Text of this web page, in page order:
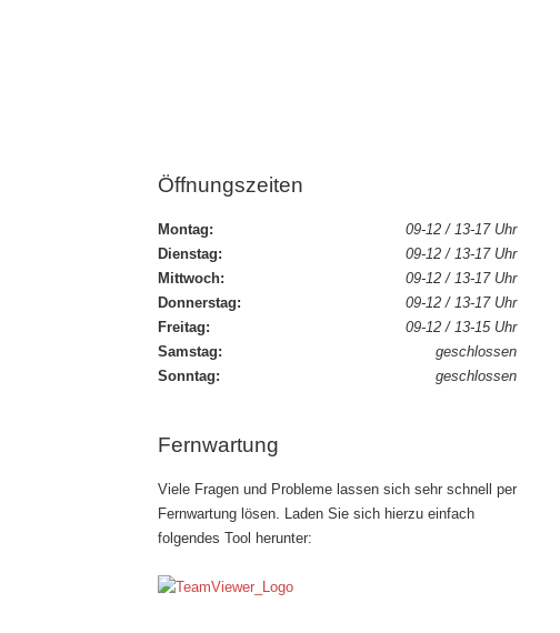
Öffnungszeiten
Montag:
Dienstag:
Mittwoch:
Donnerstag:
Freitag:
Samstag:
Sonntag:
09-12 / 13-17 Uhr
09-12 / 13-17 Uhr
09-12 / 13-17 Uhr
09-12 / 13-17 Uhr
09-12 / 13-15 Uhr
geschlossen
geschlossen
Fernwartung
Viele Fragen und Probleme lassen sich sehr schnell per
Fernwartung lösen. Laden Sie sich hierzu einfach
folgendes Tool herunter: